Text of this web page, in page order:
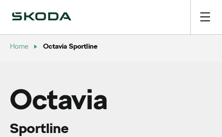
Home Octavia Sportline
Octavia
Sportline